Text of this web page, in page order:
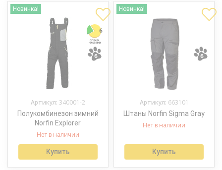
Новинка!
Артикул: 340001-2
Полукомбинезон зимний
Norfin Explorer
Нет в наличии
Купить
Новинка!
Артикул: 663101
Штаны Norfin Sigma Gray
Нет в наличии
Купить